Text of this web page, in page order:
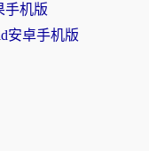
手机版
安卓手机版